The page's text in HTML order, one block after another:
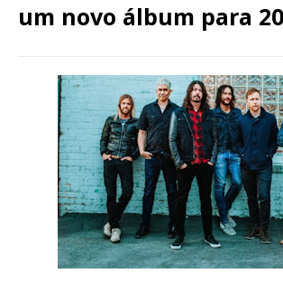
um novo álbum para